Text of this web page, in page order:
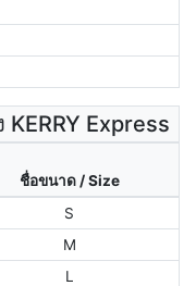
Express
ชื่อขนาด / Size
S
M
L